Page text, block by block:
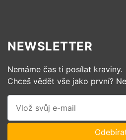
NEWSLETTER
Nemáme čas ti posílat kraviny.
Chceš vědět vše jako první?